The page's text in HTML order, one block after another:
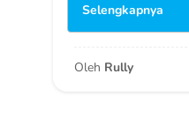
Selengkapnya
Oleh Rully